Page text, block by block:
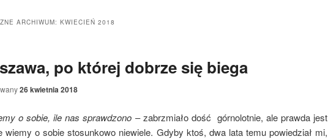
ARCHIWUM: KWIECIEŃ 2018
po której dobrze się biega
26 kwietnia 2018
o sobie, ile nas sprawdzono – zabrzmiało dość górnolotnie, ale prawda jest
wiemy o sobie stosunkowo niewiele. Gdyby ktoś, dwa lata temu powiedział mi,